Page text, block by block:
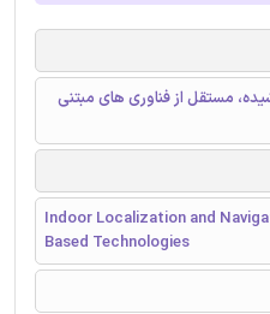
مستقل از فناوری های مبتنی
Indoor Localization and
Based Technologies